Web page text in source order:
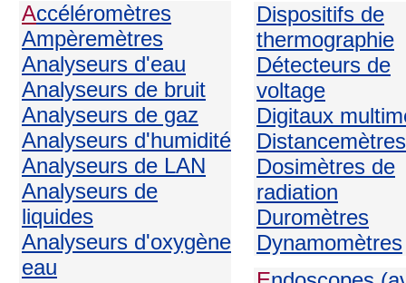
Accéléromètres
Ampèremètres
Analyseurs d'eau
Analyseurs de bruit
Analyseurs de gaz
Analyseurs d'humidité
Analyseurs de LAN
Analyseurs de
liquides
Analyseurs d'oxygène
eau
Dispositifs de
thermographie
Détecteurs de
voltage
Digitaux
Distancemètres
Dosimètres de
radiation
Duromètres
Dynamomètres